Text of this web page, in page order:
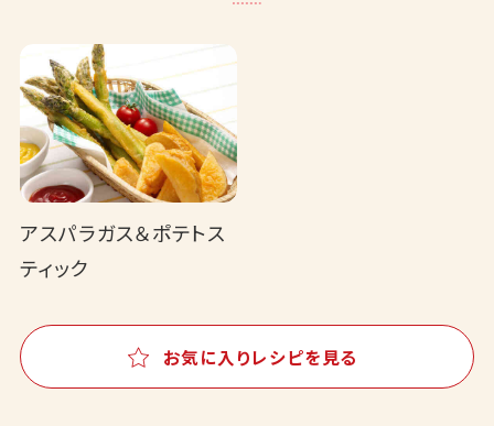
アスパラガス＆ポテトス
ティック
お気に入りレシピを見る